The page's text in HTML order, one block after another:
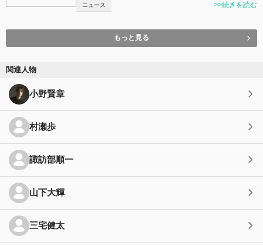
ニュース >>続きを読む
もっと見る
関連人物
小野賢章
村瀬歩
諏訪部順一
山下大輝
三宅健太